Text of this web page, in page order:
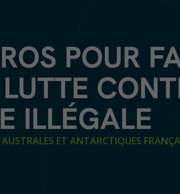
POUR
ILLÉGALE
AUSTRALES ET ANTARCTIQUES